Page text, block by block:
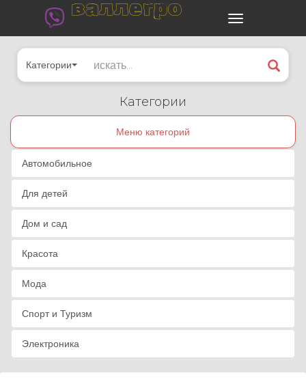
валлегро
Категории
Категории
Меню категорий
Автомобильное
Для детей
Дом и сад
Красота
Мода
Спорт и Туризм
Электроника